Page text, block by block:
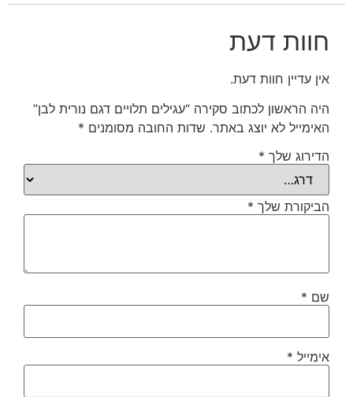
חוות דעת
אין עדיין חוות דעת.
היה הראשון לכתוב סקירה “עגילים תלויים דגם נורית לבן”
האימייל לא יוצג באתר. שדות החובה מסומנים *
הדירוג שלך *
הביקורת שלך *
שם *
אימייל *